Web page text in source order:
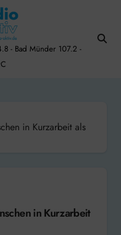
- Bad Münder 107.2 -
in Kurzarbeit als
in Kurzarbeit